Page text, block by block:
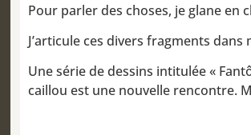
Pour parler des choses, je glane
J’articule ces divers fragments
Une série de dessins intitulée «
caillou est une nouvelle rencontre.